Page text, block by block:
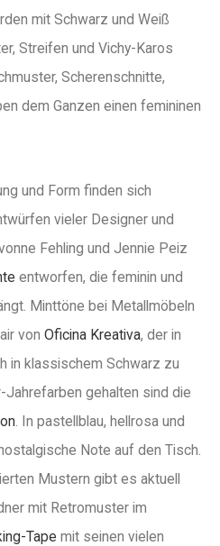
mit Schwarz und Weiß
Streifen und Vichy-Karos
Scherenschnitte,
dem Ganzen einen femininen
und Form finden sich
vieler Designer und
Fehling und Jennie Peiz
entworfen, die feminin und
Minttöne bei Metallmöbeln
von Oficina Kreativa, der in
in klassischem Schwarz zu
gehalten sind die
. In pastellblau, hellrosa und
Note auf den Tisch.
Mustern gibt es aktuell
mit Retromuster im
Tape mit seinen vielen